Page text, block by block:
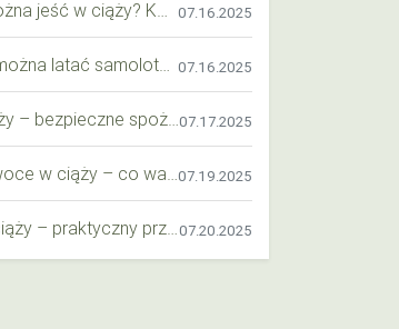
07.16.2025
07.16.2025
07.17.2025
07.19.2025
07.20.2025